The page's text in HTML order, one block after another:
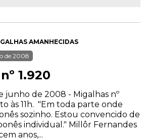
AMANHECIDAS
de 2008
1.920
junho de 2008 - Migalhas nº
às 11h. "Em toda parte onde
sozinho. Estou convencido de
individual." Millôr Fernandes
anos,...